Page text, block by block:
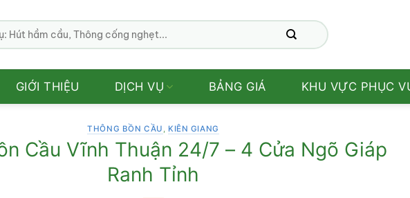
GIỚI THIỆU DỊCH VỤ BẢNG GIÁ KHU VỰC PHỤC
THÔNG BỒN CẦU , KIÊN GIANG
Cầu Vĩnh Thuận 24/7 – 4 Cửa Ngõ Giáp
Ranh Tỉnh